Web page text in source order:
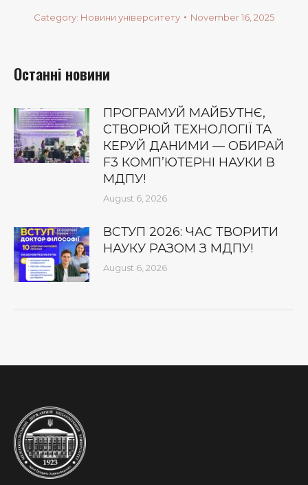
Category: Новини університету November 16, 2025
Останні новини
ПРОГРАМУЙ МАЙБУТНЄ,
СТВОРЮЙ ТЕХНОЛОГІЇ ТА
КЕРУЙ ДАНИМИ — ОБИРАЙ
F3 КОМП’ЮТЕРНІ НАУКИ В
МДПУ!
August 6, 2026
ВСТУП 2026: ЧАС ТВОРИТИ
НАУКУ РАЗОМ З МДПУ!
August 6, 2026